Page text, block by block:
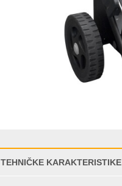
TEHNIČKE KARAKTERISTIKE